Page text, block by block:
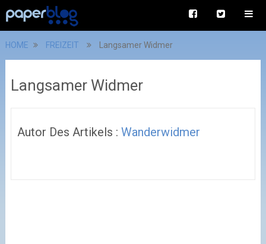
HOME FREIZEIT Langsamer Widmer
Langsamer Widmer
Autor Des Artikels : Wanderwidmer